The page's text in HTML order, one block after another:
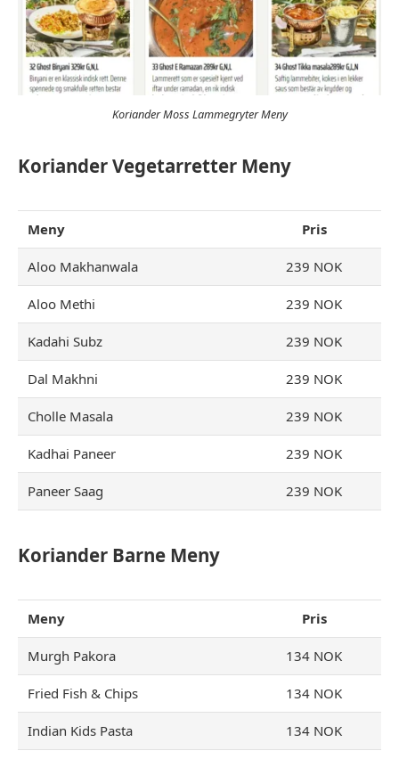
Koriander Moss Lammegryter Meny
Koriander Vegetarretter Meny
Meny Pris
Aloo Makhanwala 239 NOK
Aloo Methi 239 NOK
Kadahi Subz 239 NOK
Dal Makhni 239 NOK
Cholle Masala 239 NOK
Kadhai Paneer 239 NOK
Paneer Saag 239 NOK
Koriander Barne Meny
Meny Pris
Murgh Pakora 134 NOK
Fried Fish & Chips 134 NOK
Indian Kids Pasta 134 NOK